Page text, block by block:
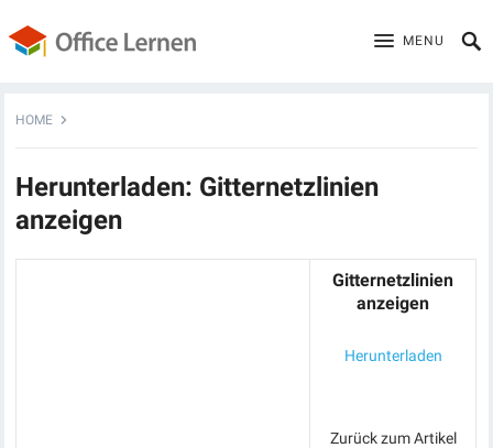
MENU
HOME
Herunterladen: Gitternetzlinien
anzeigen
Gitternetzlinien
anzeigen
Herunterladen
Zurück zum Artikel